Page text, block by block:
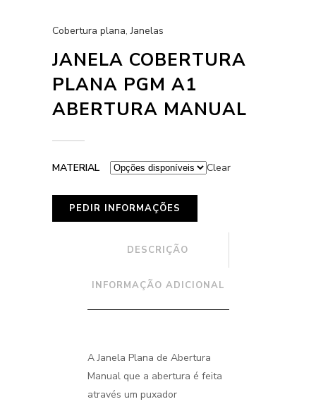
Cobertura plana,Janelas
JANELA COBERTURA
PLANA PGM A1
ABERTURA MANUAL
MATERIAL Clear
DESCRIÇÃO
INFORMAÇÃO ADICIONAL
A Janela Plana de Abertura
Manual que a abertura é feita
através um puxador